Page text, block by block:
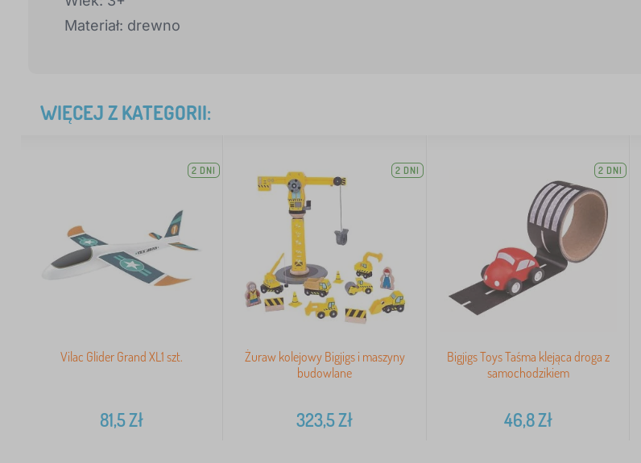
Materiał: drewno
WIĘCEJ Z KATEGORII:
2 DNI
Vilac Glider Grand XL1 szt.
81,5Zł
2 DNI
Żuraw kolejowy Bigjigs i maszyny
budowlane
323,5Zł
2 DNI
Bigjigs Toys Taśma klejąca droga z
samochodzikiem
46,8Zł